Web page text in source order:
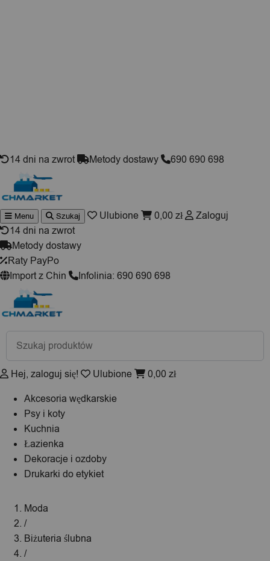
14 dni na zwrot Metody dostawy 690 690 698
Wyszukiwarka
produktów
Menu Szukaj Ulubione 0,00 zł
Zaloguj
14 dni na zwrot
Metody dostawy
Raty PayPo
Import z Chin
Infolinia: 690 690 698
Wyszukiwarka
produktów
Hej, zaloguj się! Ulubione 0,00 zł
Akcesoria wędkarskie
Psy i koty
Kuchnia
Łazienka
Dekoracje i ozdoby
Drukarki do etykiet
Moda
/
Biżuteria ślubna
/